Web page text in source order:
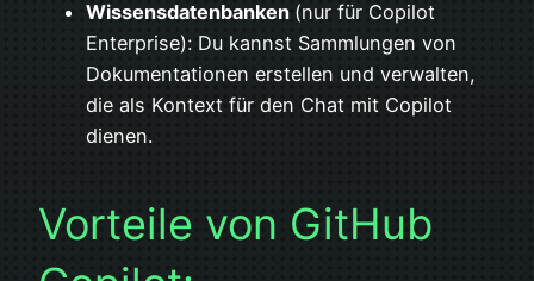
Wissensdatenbanken (nur für Copilot
Enterprise): Du kannst Sammlungen von
Dokumentationen erstellen und verwalten,
die als Kontext für den Chat mit Copilot
dienen.
Vorteile von GitHub